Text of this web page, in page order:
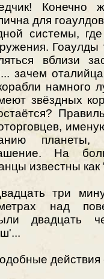
Конечно
для
системы,
Гоаулды
вблизи
зачем
намного
звёздных
На
известны как
три
над
двадцать
действия